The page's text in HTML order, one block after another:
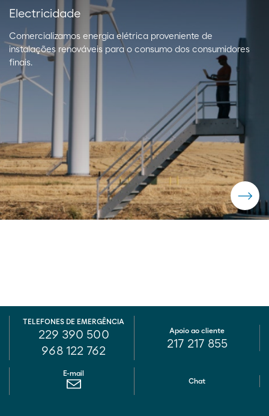
Electricidade
Comercializamos energia elétrica proveniente de
instalações renováveis para o consumo dos consumidores
finais.
TELEFONES DE EMERGÊNCIA
229 390 500
968 122 762
E-mail
Chat
Apoio ao cliente
217 217 855